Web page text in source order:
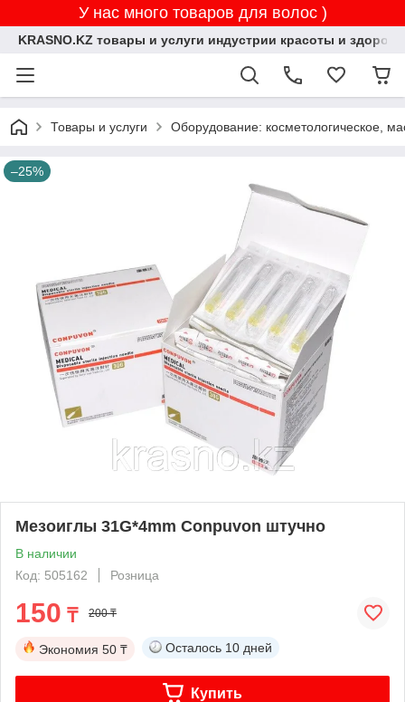
У нас много товаров для волос )
KRASNO.KZ товары и услуги индустрии красоты и
Товары и услуги Оборудование: косметологическое,
–25%
Мезоиглы 31G*4mm Conpuvon штучно
В наличии
Код: 505162
Розница
150 ₸ 200 ₸
Экономия 50 ₸ Осталось 10 дней
Купить